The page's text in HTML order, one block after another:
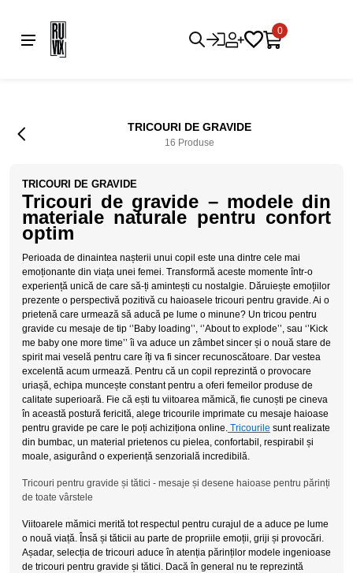
0
TRICOURI DE GRAVIDE
16 Produse
TRICOURI DE GRAVIDE
Tricouri de gravide – modele din
materiale naturale pentru confort
optim
Perioada de dinaintea nașterii unui copil este una dintre cele mai
emoționante din viața unei femei. Transformă aceste momente într-o
experiență unică de care să-ți amintești cu nostalgie. Dăruiește emoțiilor
prezente o perspectivă pozitivă cu haioasele tricouri pentru gravide. Ai o
prietenă care urmează să aducă pe lume o minune? Un tricou pentru
gravide cu mesaje de tip ‘’Baby loading’’, ‘’About to explode’’, sau ‘’Kick
me baby one more time’’ îi va aduce un zâmbet sincer și o nouă stare de
spirit mai veselă pentru care îți va fi sincer recunoscătoare. Dar vestea
excelentă acum urmează. Pentru că un copil reprezintă o provocare
uriașă, echipa muncește constant pentru a oferi femeilor produse de
calitate superioară. Fie că ești tu viitoarea mămică, fie cunoști pe cineva
în această postură fericită, alege tricourile imprimate cu mesaje haioase
pentru gravide pe care le poți achiziționa online. Tricourile sunt realizate
din bumbac, un material prietenos cu pielea, confortabil, respirabil și
moale, asigurând o experiență senzorială incredibilă.
Tricouri pentru gravide și tătici - mesaje și desene haioase pentru părinți
de toate vârstele
Viitoarele mămici merită tot respectul pentru curajul de a aduce pe lume
o nouă viață. Însă și tăticii au parte de propriile emoții, griji și provocări.
Așadar, selecția de tricouri aduce în atenția părinților modele ingenioase
de tricouri pentru gravide și tătici. Dacă în general nu te reprezintă